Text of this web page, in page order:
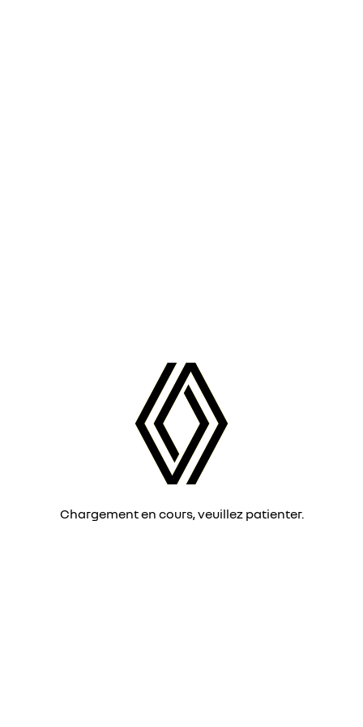
Chargement en cours, veuillez patienter.